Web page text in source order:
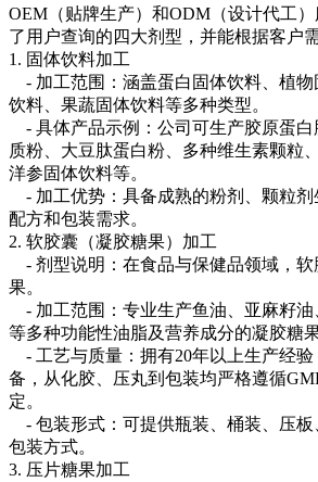
OEM（贴牌生产）和ODM（设计代工
了用户查询的四大剂型，并能根据客户
1. 固体饮料加工
- 加工范围：涵盖蛋白固体饮料、植物
饮料、果蔬固体饮料等多种类型。
- 具体产品示例：公司可生产胶原蛋白
质粉、大豆肽蛋白粉、多种维生素颗粒
洋参固体饮料等。
- 加工优势：具备成熟的粉剂、颗粒剂
配方和包装需求。
2. 软胶囊（凝胶糖果）加工
- 剂型说明：在食品与保健品领域，软
果。
- 加工范围：专业生产鱼油、亚麻籽
等多种功能性油脂及营养成分的凝胶糖果
- 工艺与质量：拥有20年以上生产经
备，从化胶、压丸到包装均严格遵循
定。
- 包装形式：可提供瓶装、桶装、压板
包装方式。
3. 压片糖果加工